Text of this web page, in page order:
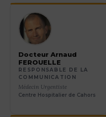
Docteur Arnaud
FEROUELLE
RESPONSABLE DE LA
COMMUNICATION
Médecin Urgentiste
Centre Hospitalier de Cahors